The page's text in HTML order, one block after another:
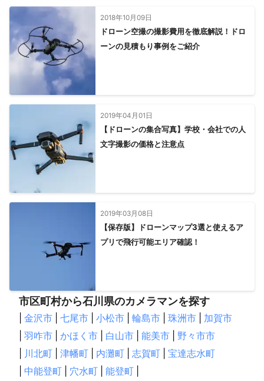
2018年10月09日
ドローン空撮の撮影費用を徹底解説！ドロ
ーンの見積もり事例をご紹介
2019年04月01日
【ドローンの集合写真】学校・会社での人
文字撮影の価格と注意点
2019年03月08日
【保存版】ドローンマップ3選と使えるア
プリで飛行可能エリア確認！
市区町村から石川県のカメラマンを探す
金沢市 七尾市 小松市 輪島市 珠洲市
加賀市
羽咋市 かほく市 白山市 能美市
野々市市
川北町 津幡町 内灘町 志賀町
宝達志水町
中能登町 穴水町 能登町